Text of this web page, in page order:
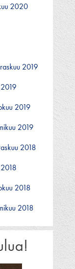
2020
2019
2019
2019
2018
2018
2018